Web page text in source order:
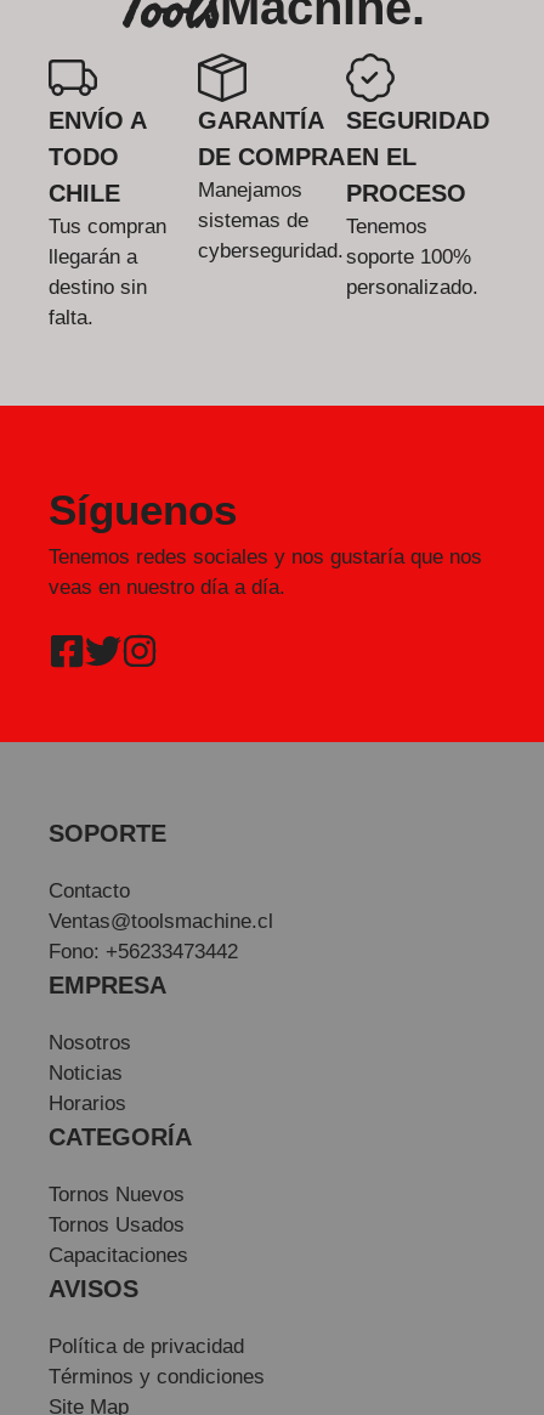
ENVÍO A
TODO
CHILE
Tus compran
llegarán a
destino sin
falta.
GARANTÍA
DE COMPRA
Manejamos
sistemas de
cyberseguridad.
SEGURIDAD
EN EL
PROCESO
Tenemos
soporte 100%
personalizado.
Síguenos
Tenemos redes sociales y nos gustaría que nos
veas en nuestro día a día.
SOPORTE
Contacto
Ventas@toolsmachine.cl
Fono: +56233473442
EMPRESA
Nosotros
Noticias
Horarios
CATEGORÍA
Tornos Nuevos
Tornos Usados
Capacitaciones
AVISOS
Política de privacidad
Términos y condiciones
Site Map